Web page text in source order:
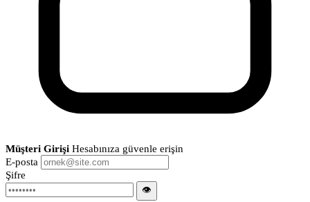
Müşteri Girişi Hesabınıza güvenle erişin
E-posta
Şifre
👁